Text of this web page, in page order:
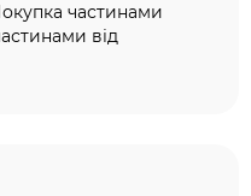
частинами
від